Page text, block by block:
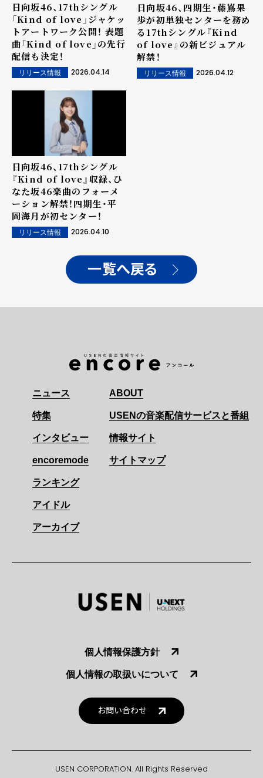
日向坂46、17thシングル
「Kind of love」ジャケッ
トアートワーク公開！ 表題
曲「Kind of love」の先行
配信も決定！
リリース情報 2026.04.14
日向坂46、四期生・藤嶌果
歩が初単独センターを務め
る17thシングル『Kind
of love』の新ビジュアル
解禁！
リリース情報 2026.04.12
日向坂46、17thシングル
『Kind of love』収録、ひ
なた坂46楽曲のフォーメ
ーション解禁！四期生・平
岡海月が初センター！
リリース情報 2026.04.10
一覧へ戻る
ニュース
特集
インタビュー
encoremode
ランキング
アイドル
アーカイブ
ABOUT
USENの音楽配信サービスと番組
情報サイト
サイトマップ
個人情報保護方針
個人情報の取扱いについて
お問い合わせ
USEN CORPORATION. All Rights Reserved